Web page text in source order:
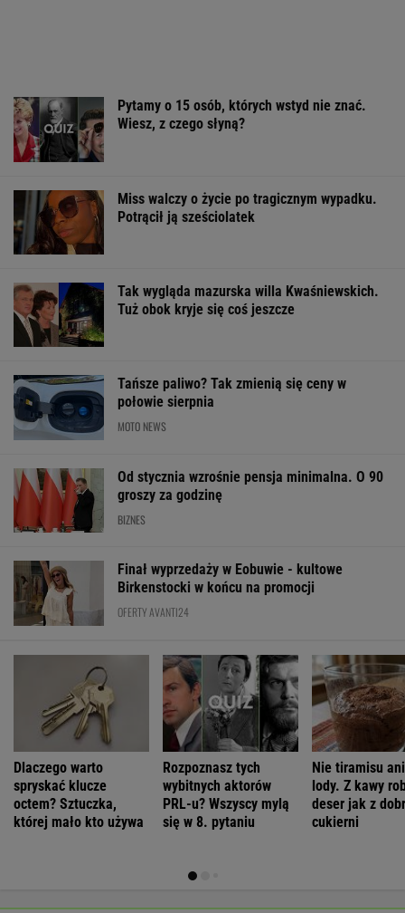
Pytamy o 15 osób, których wstyd nie znać.
Wiesz, z czego słyną?
Miss walczy o życie po tragicznym wypadku.
Potrącił ją sześciolatek
Tak wygląda mazurska willa Kwaśniewskich.
Tuż obok kryje się coś jeszcze
Tańsze paliwo? Tak zmienią się ceny w
połowie sierpnia
MOTO NEWS
Od stycznia wzrośnie pensja minimalna. O 90
groszy za godzinę
BIZNES
Finał wyprzedaży w Eobuwie - kultowe
Birkenstocki w końcu na promocji
OFERTY AVANTI24
Dlaczego warto
spryskać klucze
octem? Sztuczka,
której mało kto używa
Rozpoznasz tych
wybitnych aktorów
PRL-u? Wszyscy mylą
się w 8. pytaniu
Nie tiramisu
lody. Z kawy
deser jak z
cukierni